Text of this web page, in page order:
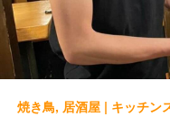
焼き鳥, 居酒屋 | キッチン